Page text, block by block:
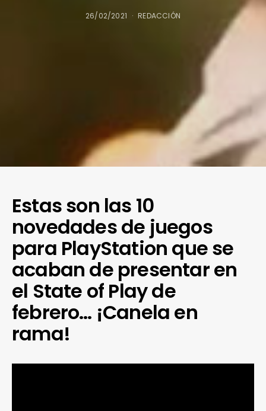
26/02/2021 REDACCIÓN
Estas son las 10
novedades de juegos
para PlayStation que se
acaban de presentar en
el State of Play de
febrero… ¡Canela en
rama!